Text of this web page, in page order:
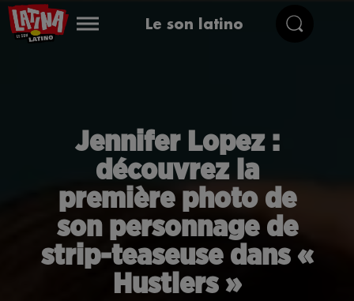
Le son latino
Jennifer Lopez :
découvrez la
première photo de
son personnage de
strip-teaseuse dans «
Hustlers »